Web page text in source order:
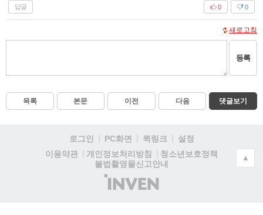
답글 0
0
새로고침
등록
목록 본문 이전 다음 댓글보기
로그인 PC화면 퀵링크
설정
이용약관
개인정보처리방침
청소년보호정책
불법촬영물신고안내
(주)
인
▲